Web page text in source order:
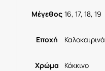
Κόκκινο
Μέγεθος 16, 17, 18, 19
Εποχή Καλοκαιρινά
Χρώμα Κόκκινο